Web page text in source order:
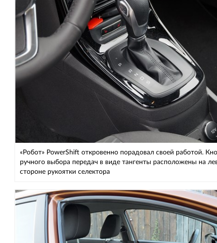
«Робот» PowerShift откровенно порадовал своей работой.
ручного выбора передач в виде тангенты расположены на
стороне рукоятки селектора